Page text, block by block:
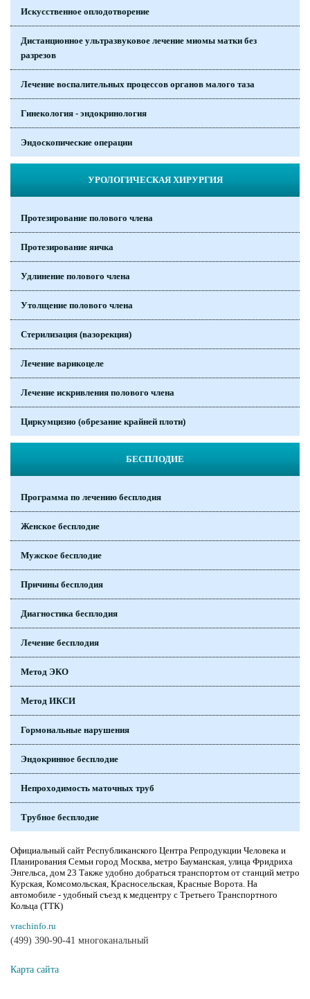
Искусственное оплодотворение
Дистанционное ультразвуковое лечение миомы матки без
разрезов
Лечение воспалительных процессов органов малого таза
Гинекология - эндокринология
Эндоскопические операции
УРОЛОГИЧЕСКАЯ ХИРУРГИЯ
Протезирование полового члена
Протезирование яичка
Удлинение полового члена
Утолщение полового члена
Стерилизация (вазорекция)
Лечение варикоцеле
Лечение искривления полового члена
Циркумцизио (обрезание крайней плоти)
БЕСПЛОДИЕ
Программа по лечению бесплодия
Женское бесплодие
Мужское бесплодие
Причины бесплодия
Диагностика бесплодия
Лечение бесплодия
Метод ЭКО
Метод ИКСИ
Гормональные нарушения
Эндокринное бесплодие
Непроходимость маточных труб
Трубное бесплодие
Официальный сайт Республиканского Центра Репродукции Человека и
Планирования Семьи город Москва, метро Бауманская, улица Фридриха
Энгельса, дом 23 Также удобно добраться транспортом от станций метро
Курская, Комсомольская, Красносельская, Красные Ворота. На
автомобиле - удобный съезд к медцентру с Третьего Транспортного
Кольца (ТТК)
vrachinfo.ru
(499) 390-90-41 многоканальный
Карта сайта